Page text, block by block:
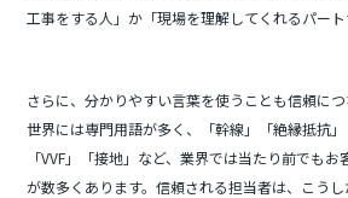
工事をする人」か「現場を理解してくれるパー
さらに、分かりやすい言葉を使うことも信頼に
世界には専門用語が多く、「幹線」「絶縁抵抗」
「VVF」「接地」など、業界では当たり前でも
が数多くあります。信頼される担当者は、こう